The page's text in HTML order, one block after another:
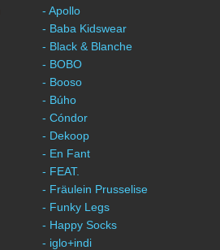
- Apollo
- Baba Kidswear
- Black & Blanche
- BOBO
- Booso
- Búho
- Cóndor
- Dekoop
- En Fant
- FEAT.
- Fräulein Prusselise
- Funky Legs
- Happy Socks
- iglo+indi